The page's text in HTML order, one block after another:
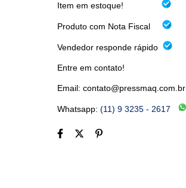
Item em estoque!
Produto com Nota Fiscal
Vendedor responde rápido
Entre em contato!
Email: contato@pressmaq.com.br
Whatsapp: (11) 9 3235 - 2617